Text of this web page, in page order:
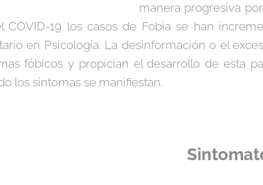
manera progresiva
COVID-19 los casos de Fobia se han
en Psicología. La desinformación o el
fóbicos y propician el desarrollo de esta
los síntomas se manifiestan.